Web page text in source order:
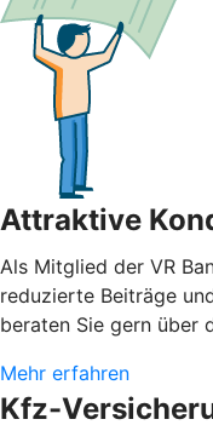
Attraktive
Als Mitglied der VR
reduzierte Beiträge
beraten Sie gern über
Mehr erfahren
Kfz-